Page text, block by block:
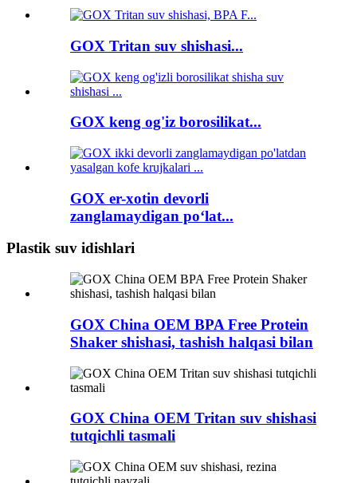
GOX Tritan suv shishasi...
GOX keng og'iz borosilikat...
GOX er-xotin devorli
zanglamaydigan po‘lat...
Plastik suv idishlari
GOX China OEM BPA Free Protein
Shaker shishasi, tashish halqasi bilan
GOX China OEM Tritan suv shishasi
tutqichli tasmali